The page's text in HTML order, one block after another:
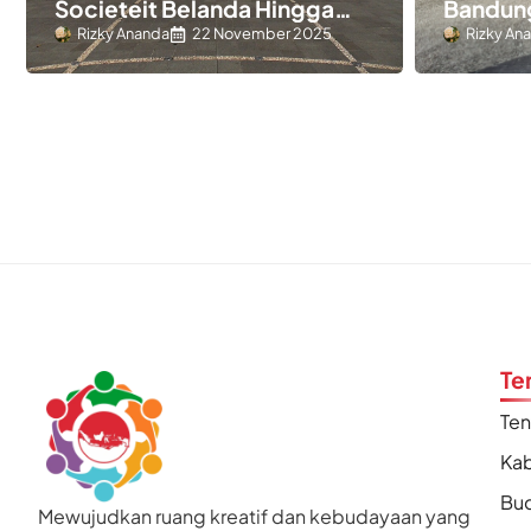
Societeit Belanda Hingga
Sekarang
Rizky Ananda 22 November 2025
& Nilai
Rizky
Mewujudkan ruang kreatif dan kebudayaan yang